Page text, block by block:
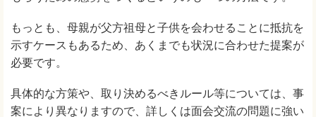
もっとも、母親が父方祖母と子供を会わせることに抵抗を
示すケースもあるため、あくまでも状況に合わせた提案が
必要です。
具体的な方策や、取り決めるべきルール等については、事
案により異なりますので、詳しくは面会交流の問題に強い